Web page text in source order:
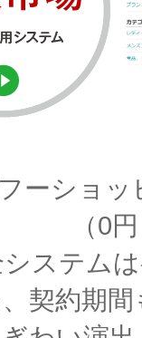
ーショ
（0
ステム
、契約期